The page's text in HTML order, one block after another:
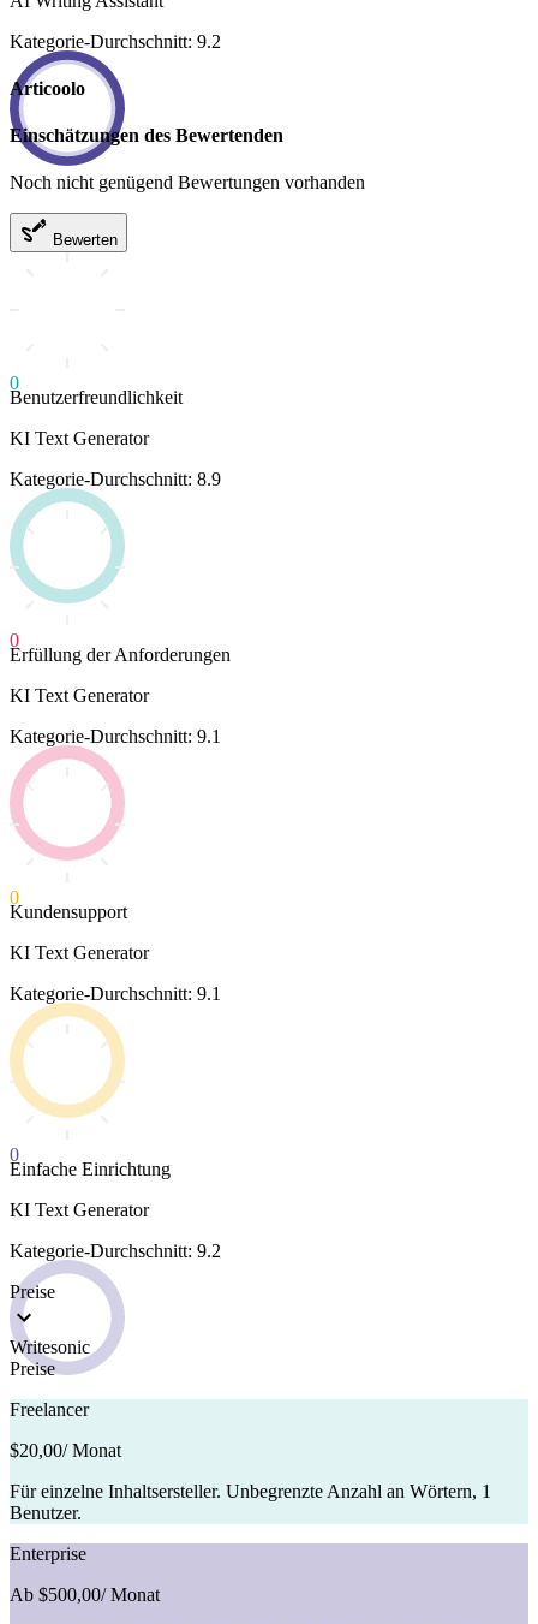
Kategorie-Durchschnitt: 9.2
Articoolo
Einschätzungen des Bewertenden
Noch nicht genügend Bewertungen vorhanden
Bewerten
0
Benutzerfreundlichkeit
KI Text Generator
Kategorie-Durchschnitt: 8.9
0
Erfüllung der Anforderungen
KI Text Generator
Kategorie-Durchschnitt: 9.1
0
Kundensupport
KI Text Generator
Kategorie-Durchschnitt: 9.1
0
Einfache Einrichtung
KI Text Generator
Kategorie-Durchschnitt: 9.2
Preise
Writesonic
Preise
Freelancer
$20,00/ Monat
Für einzelne Inhaltsersteller. Unbegrenzte Anzahl an Wörtern, 1
Benutzer.
Enterprise
Ab $500,00/ Monat